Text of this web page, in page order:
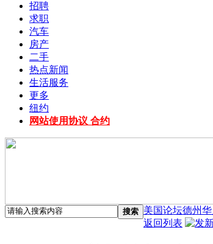
招聘
求职
汽车
房产
二手
热点新闻
生活服务
更多
纽约
网站使用协议 合约
搜索 美国论坛德州华
返回列表